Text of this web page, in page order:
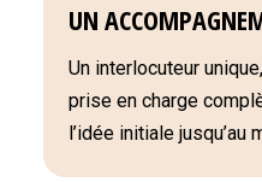
UN
Un interlocuteur
prise en charge
l’idée initiale